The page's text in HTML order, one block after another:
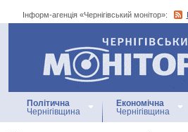
Інформ-агенція «Чернігівський монітор»:
Інформ-агенція
«Чернігівський
Політична
Чернігівщина
Економічна
Чернігівщина